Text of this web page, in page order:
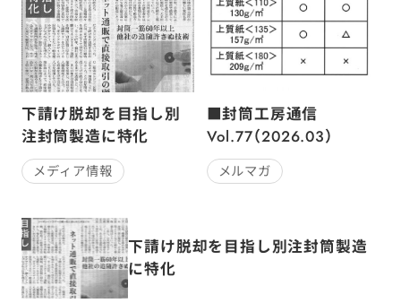
下請け脱却を目指し別
注封筒製造に特化
メディア情報
■封筒工房通信
Vol.77（2026.03）
メルマガ
下請け脱却を目指し別注封筒製造
に特化